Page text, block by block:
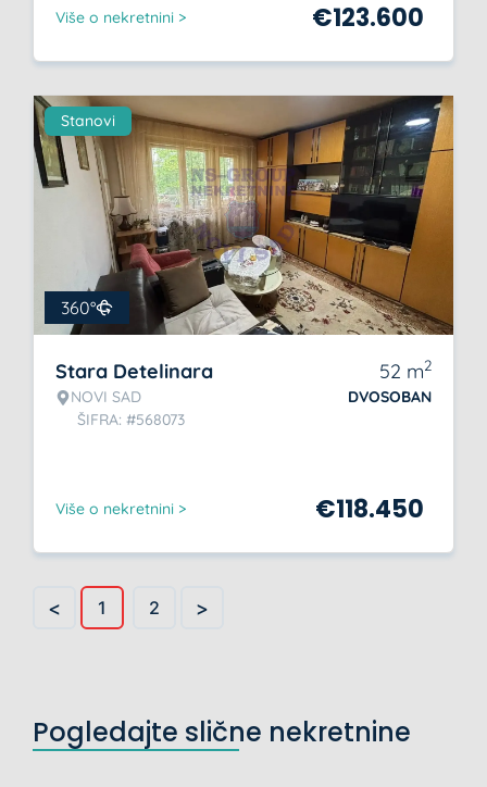
Više o nekretnini > €123.600
Stanovi
360°
Stara Detelinara
NOVI SAD
ŠIFRA: #568073
52 m2
DVOSOBAN
Više o nekretnini > €118.450
< 1 2 >
Pogledajte slične nekretnine